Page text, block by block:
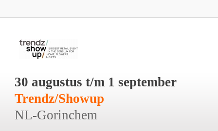
30 augustus t/m 1 september
Trendz/Showup
NL-Gorinchem